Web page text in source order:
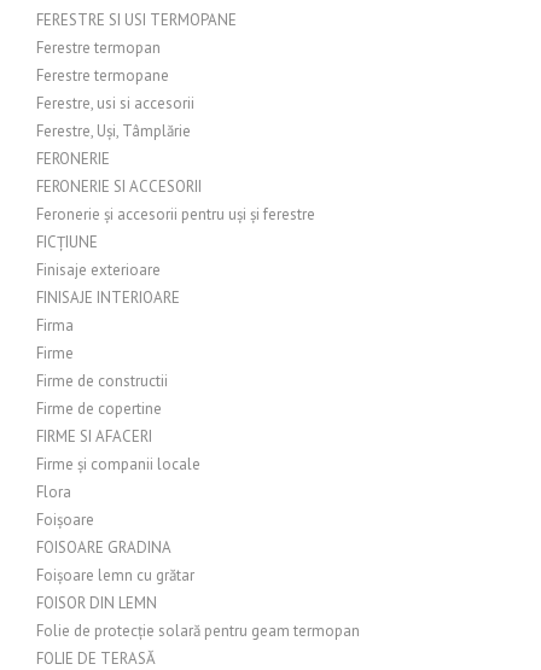
FERESTRE SI USI TERMOPANE
Ferestre termopan
Ferestre termopane
Ferestre, usi si accesorii
Ferestre, Uși, Tâmplărie
FERONERIE
FERONERIE SI ACCESORII
Feronerie și accesorii pentru uși și ferestre
FICȚIUNE
Finisaje exterioare
FINISAJE INTERIOARE
Firma
Firme
Firme de constructii
Firme de copertine
FIRME SI AFACERI
Firme și companii locale
Flora
Foișoare
FOISOARE GRADINA
Foișoare lemn cu grătar
FOISOR DIN LEMN
Folie de protecție solară pentru geam termopan
FOLIE DE TERASĂ